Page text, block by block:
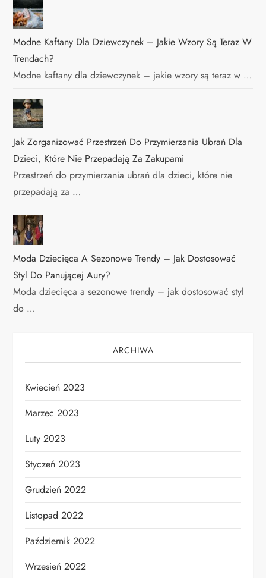
Modne Kaftany Dla Dziewczynek – Jakie Wzory Są Teraz W
Trendach?
Modne kaftany dla dziewczynek – jakie wzory są teraz w …
Jak Zorganizować Przestrzeń Do Przymierzania Ubrań Dla
Dzieci, Które Nie Przepadają Za Zakupami
Przestrzeń do przymierzania ubrań dla dzieci, które nie
przepadają za …
Moda Dziecięca A Sezonowe Trendy – Jak Dostosować
Styl Do Panującej Aury?
Moda dziecięca a sezonowe trendy – jak dostosować styl
do …
ARCHIWA
Kwiecień 2023
Marzec 2023
Luty 2023
Styczeń 2023
Grudzień 2022
Listopad 2022
Październik 2022
Wrzesień 2022